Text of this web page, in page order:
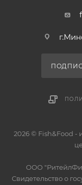
2026 © Fish&Food -
OOO
Свидетельство о